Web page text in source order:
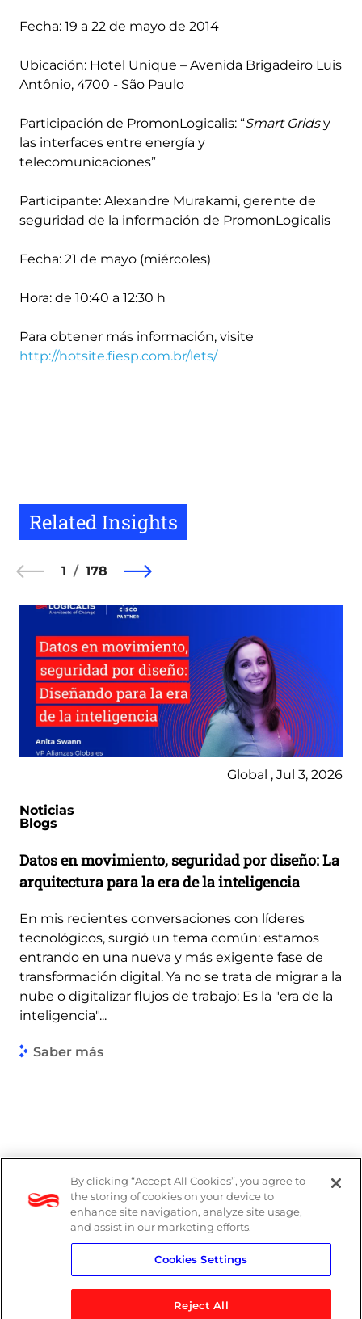
Fecha: 19 a 22 de mayo de 2014
Ubicación: Hotel Unique – Avenida Brigadeiro Luis
Antônio, 4700 - São Paulo
Participación de PromonLogicalis: “Smart Gridsy
las interfaces entre energía y
telecomunicaciones”
Participante: Alexandre Murakami, gerente de
seguridad de la información de PromonLogicalis
Fecha: 21 de mayo (miércoles)
Hora: de 10:40 a 12:30 h
Para obtener más información, visite
http://hotsite.fiesp.com.br/lets/
Related Insights
1 178
Global , Jul 3, 2026
Noticias
Blogs
Datos en movimiento, seguridad por diseño: La
arquitectura para la era de la inteligencia
En mis recientes conversaciones con líderes
tecnológicos, surgió un tema común: estamos
entrando en una nueva y más exigente fase de
transformación digital. Ya no se trata de migrar a la
nube o digitalizar flujos de trabajo; Es la "era de la
inteligencia"...
Saber más
By clicking “Accept All Cookies”, you agree to
the storing of cookies on your device to
enhance site navigation, analyze site usage,
and assist in our marketing efforts.
Cookies Settings
Reject All